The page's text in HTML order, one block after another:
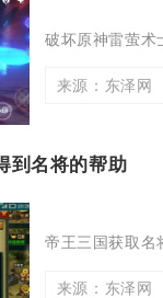
破坏原神雷萤术
来源：东泽网
到名将的帮助
帝王三国获取名
来源：东泽网